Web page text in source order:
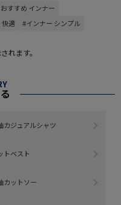
すすめ インナー
快適
#インナー シンプル
れます。
カジュアルシャツ
トベスト
カットソー